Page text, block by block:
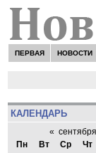
ПЕРВАЯ НОВОСТИ
КАЛЕНДАРЬ
«
Пн
Вт Ср Чт